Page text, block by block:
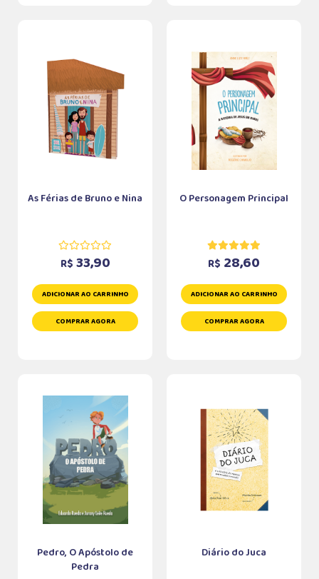
As Férias de Bruno e Nina
R$ 33,90
ADICIONAR AO CARRINHO
COMPRAR AGORA
O Personagem Principal
R$ 28,60
ADICIONAR AO CARRINHO
COMPRAR AGORA
Pedro, O Apóstolo de
Pedra
Diário do Juca